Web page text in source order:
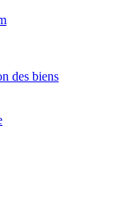
des biens